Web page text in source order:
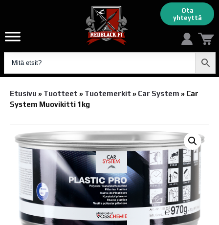
Ota
yhteyttä
Etusivu » Tuotteet » Tuotemerkit » Car System » Car
System Muovikitti 1kg